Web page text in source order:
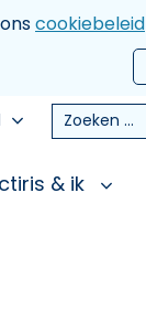
cookiebeleid
Zoeken
& ik